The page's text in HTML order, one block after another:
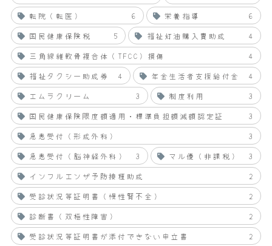
転院（転医）
6 栄養指導
6
国民健康保険税
5 福祉灯油購入費助成
4
三角線維軟骨複合体（TFCC）損傷
4
福祉タクシー助成券
4 年金生活者支援給付金
4
エムラクリーム
3 制度利用
3
国民健康保険限度額適用・標準負担額減額認定証
3
急患受付（形成外科）
3
急患受付（脳神経外科）
3 マル優（非課税）
3
インフルエンザ予防接種助成
2
受診状況等証明書（慢性腎不全）
2
診断書（双極性障害）
2
受診状況等証明書が添付できない申立書
2